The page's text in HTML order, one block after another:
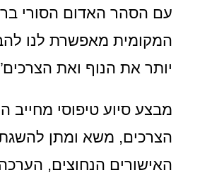
עם הסהר האדום הסורי
המקומית מאפשרת לנו
יותר את הנוף ואת
מבצע סיוע טיפוסי מחייב
הצרכים, משא ומתן
האישורים הנחוצים,